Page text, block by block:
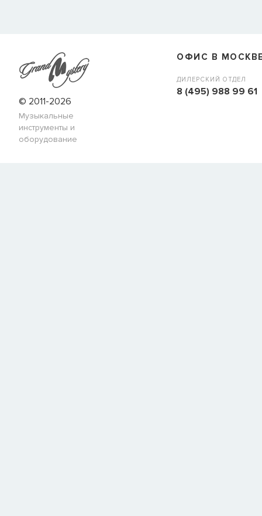
© 2011-2026
Музыкальные
инструменты и
оборудование
ОФИС В
ДИЛЕРСКИЙ ОТДЕЛ
8 (495) 988 99 61